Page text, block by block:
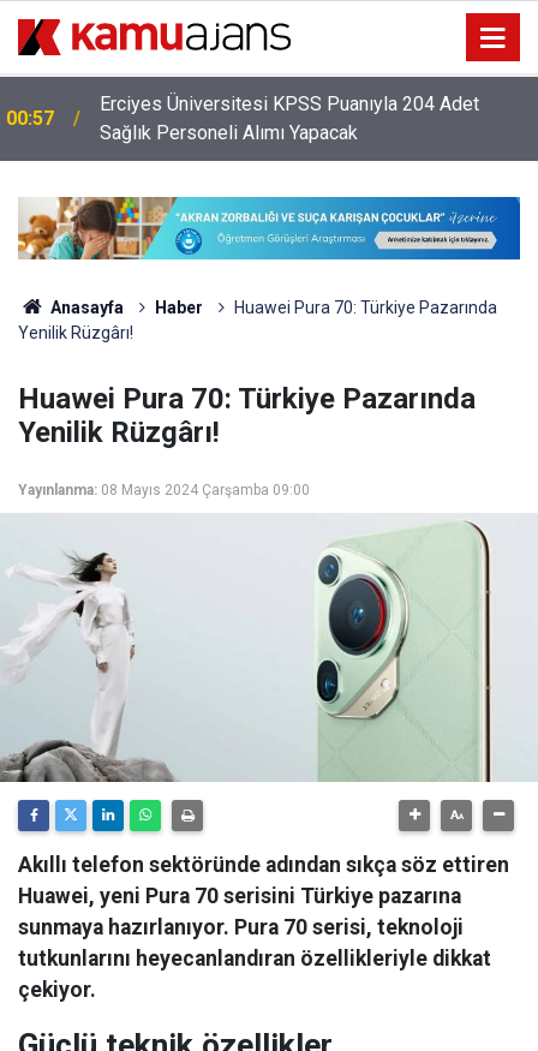
00:57
Erciyes Üniversitesi KPSS Puanıyla 204 Adet
Sağlık Personeli Alımı Yapacak
Anasayfa Haber
Huawei Pura 70: Türkiye Pazarında
Yenilik Rüzgârı!
Huawei Pura 70: Türkiye Pazarında
Yenilik Rüzgârı!
Yayınlanma: 08 Mayıs 2024 Çarşamba 09:00
Akıllı telefon sektöründe adından sıkça söz ettiren
Huawei, yeni Pura 70 serisini Türkiye pazarına
sunmaya hazırlanıyor. Pura 70 serisi, teknoloji
tutkunlarını heyecanlandıran özellikleriyle dikkat
çekiyor.